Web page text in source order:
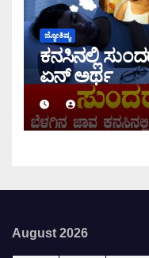
ಜ್ಯೋತಿಷ್ಯ
ಕನಸಿನಲ್ಲಿ
ಏನ್ ಅರ್ಥ
August 2026